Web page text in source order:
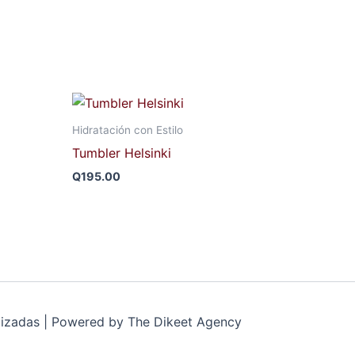
Hidratación con Estilo
Tumbler Helsinki
Q195.00
| Powered by The Dikeet Agency